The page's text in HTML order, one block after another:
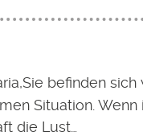
befinden sich
Situation. Wenn
die Lust…